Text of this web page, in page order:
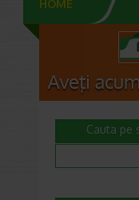
HOME
Cauta pe